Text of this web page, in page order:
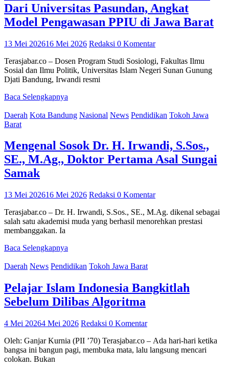
Dari Universitas Pasundan, Angkat
Model Pengawasan PPIU di Jawa Barat
13 Mei 202616 Mei 2026 Redaksi 0 Komentar
Terasjabar.co – Dosen Program Studi Sosiologi, Fakultas Ilmu
Sosial dan Ilmu Politik, Universitas Islam Negeri Sunan Gunung
Djati Bandung, Irwandi resmi
Baca Selengkapnya
Daerah Kota Bandung Nasional News Pendidikan Tokoh Jawa
Barat
Mengenal Sosok Dr. H. Irwandi, S.Sos.,
SE., M.Ag., Doktor Pertama Asal Sungai
Samak
13 Mei 202616 Mei 2026 Redaksi 0 Komentar
Terasjabar.co – Dr. H. Irwandi, S.Sos., SE., M.Ag. dikenal sebagai
salah satu akademisi muda yang berhasil menorehkan prestasi
membanggakan. Ia
Baca Selengkapnya
Daerah News Pendidikan Tokoh Jawa Barat
Pelajar Islam Indonesia Bangkitlah
Sebelum Dilibas Algoritma
4 Mei 20264 Mei 2026 Redaksi 0 Komentar
Oleh: Ganjar Kurnia (PII ’70) Terasjabar.co – Ada hari-hari ketika
bangsa ini bangun pagi, membuka mata, lalu langsung mencari
colokan. Bukan